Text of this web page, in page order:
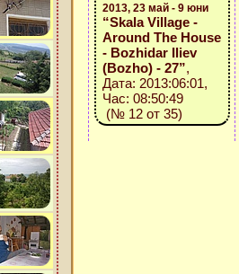
2013, 23 май - 9 юни
“Skala Village -
Around The House
- Bozhidar Iliev
(Bozho) - 27”,
Дата: 2013:06:01,
Час: 08:50:49
(№ 12 от 35)